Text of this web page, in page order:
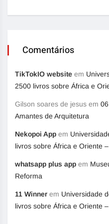
Comentários
TikTokIO website em
2500 livros sobre África e
Gilson soares de jesus em
Amantes de Arquitetura
Nekopoi App em
livros sobre África e Oriente
whatsapp plus app em
Reforma
11 Winner em Universidade
livros sobre África e Oriente